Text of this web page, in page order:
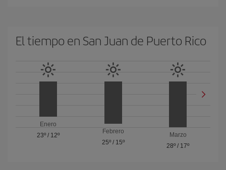
El tiempo en San Juan de Puerto Rico
Enero
23º/ 12º
Febrero
25º/ 15º
Marzo
28º / 17º